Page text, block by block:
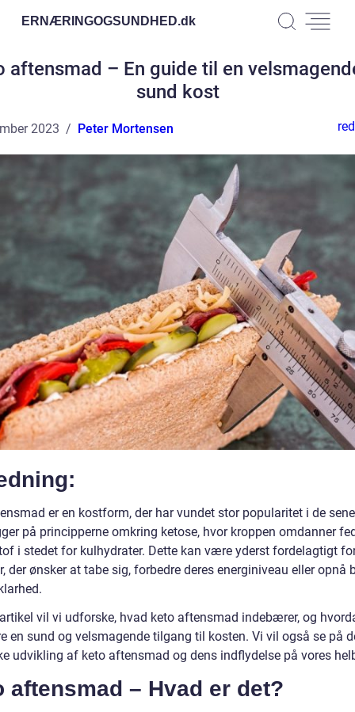
ERNÆRINGOGSUNDHED.dk
aftensmad – En guide til en
sund kost
2023 Peter Mortensen
er en kostform, der har vundet stor popularitet i de
på principperne omkring ketose, hvor kroppen omdanner
i stedet for kulhydrater. Dette kan være yderst fordelagtigt
der ønsker at tabe sig, forbedre deres energiniveau eller opnå
vil vi udforske, hvad keto aftensmad indebærer, og
en sund og velsmagende tilgang til kosten. Vi vil også se på
udvikling af keto aftensmad og dens indflydelse på vores
aftensmad – Hvad er det?